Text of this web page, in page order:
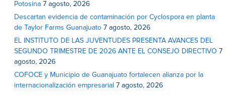
Potosina 7 agosto, 2026
Descartan evidencia de contaminación por Cyclospora en planta
de Taylor Farms Guanajuato 7 agosto, 2026
EL INSTITUTO DE LAS JUVENTUDES PRESENTA AVANCES DEL
SEGUNDO TRIMESTRE DE 2026 ANTE EL CONSEJO DIRECTIVO 7
agosto, 2026
COFOCE y Municipio de Guanajuato fortalecen alianza por la
internacionalización empresarial 7 agosto, 2026